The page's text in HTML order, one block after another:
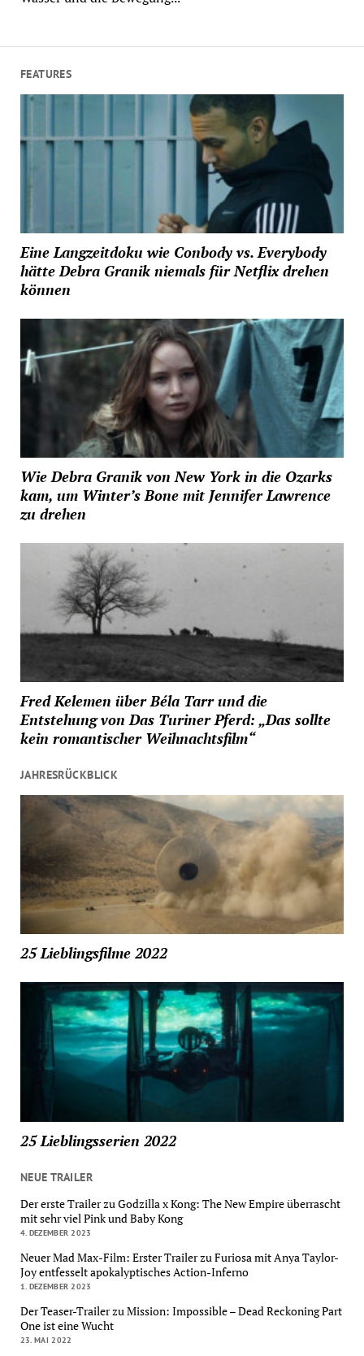
FEATURES
Eine Langzeitdoku wie Conbody vs. Everybody
hätte Debra Granik niemals für Netflix drehen
können
Wie Debra Granik von New York in die Ozarks
kam, um Winter’s Bone mit Jennifer Lawrence
zu drehen
Fred Kelemen über Béla Tarr und die
Entstehung von Das Turiner Pferd: „Das sollte
kein romantischer Weihnachtsfilm“
JAHRESRÜCKBLICK
25 Lieblingsfilme 2022
25 Lieblingsserien 2022
NEUE TRAILER
Der erste Trailer zu Godzilla x Kong: The New Empire überrascht
mit sehr viel Pink und Baby Kong
4. DEZEMBER 2023
Neuer Mad Max-Film: Erster Trailer zu Furiosa mit Anya Taylor-
Joy entfesselt apokalyptisches Action-Inferno
1. DEZEMBER 2023
Der Teaser-Trailer zu Mission: Impossible – Dead Reckoning Part
One ist eine Wucht
23. MAI 2022